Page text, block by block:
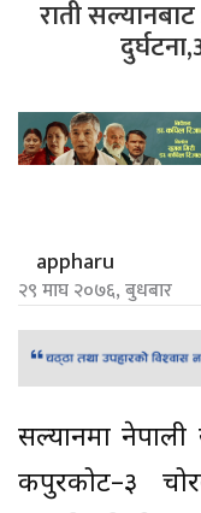
राती
appharu
२९ माघ २०७६, बुधबार
सल्यानमा नेपाली
कपुरकोट–३